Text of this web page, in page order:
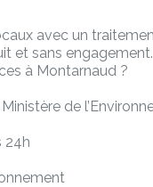
avec un
et sans engagement.
à Montarnaud ?
de
24h